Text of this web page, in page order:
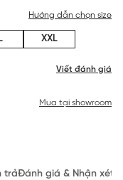
Viết đánh giá
Hướng dẫn chọn size
XXL
Mua tại showroom
trảĐánh giá & Nhận xét